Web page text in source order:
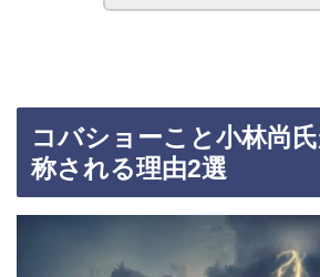
コバショーこと小林尚
称される理由2選